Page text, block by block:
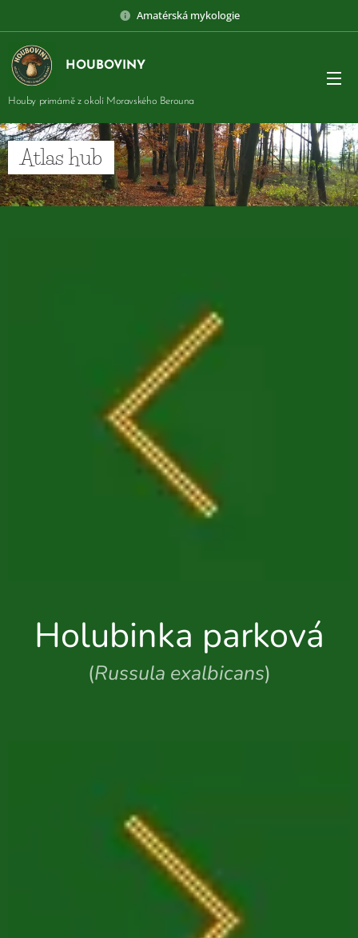
Amatérská mykologie
HOUBOVINY
Houby primárně z okolí Moravského Berouna
Atlas hub
Holubinka parková
(Russula exalbicans)